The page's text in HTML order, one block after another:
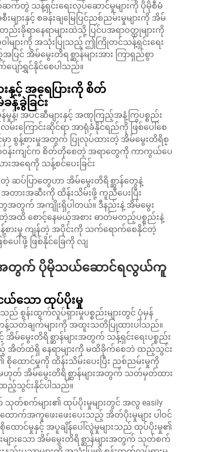
ဆက်တွဲ သန့်ရှင်းရေးလုပ်ဆောင်မှုများကို ပိုမိုစီမံ
ျားနှင့် စခန်းချမြေပြင်ညစ်ညမ်းမှုများကို အိမ်
တည်းခိုရာနေရာများထဲသို့ ပြင်ပအရာဝတ္ထုများကို
ဝါများကို အသုံးပြုသည့် ဤကြိုတင်သန့်ရှင်းရေး
ြင် အိမ်မွေးတိရစ္ဆာန်များအား ကြာရှည်စွာ
ျော်ရွှင်နိုင်စေပါသည်။
နှင့် အရေပြားကို စိတ်
ခွဲခြင်း
မှုန့်၊ အပင်ဆီများနှင့် အဏုကြည့်အနံ့ကြွပစ္စည်း
ကြောင်းဆိုင်ရာ အာရုံခံနိုင်ရည်ကို ဖြစ်ပေါ်စေ
ာ စွန့်စားမှုအတွက် ပြုလုပ်ထားတဲ့ အိမ်မွေးတိရိစ္
းကျင်က စိတ်တိုစေတဲ့ အရာတွေကို ကာကွယ်ပေး
အရေကို သန့်စင်ပေးခြင်း
ဆပ်ပြာတွေဟာ အိမ်မွေးတိရိစ္ဆာန်တွေနဲ့
ားအဆီးကို ထိန်းသိမ်းဖို့ ကူညီပေးပြီး
အတွက် အကျိုးရှိပါတယ်။ ဒီနည်းနဲ့ အိမ်မွေး
အထိ စောင့်နေမယ့်အစား ဓာတ်မတည့်ပစ္စည်းနဲ့
စားမှု ကျန်တဲ့ အပိုင်းကို သက်ရောက်စေနိုင်တဲ့
ေါ်ဖို့ ဖြစ်နိုင်ခြေကို လျ
ားအတွက် ပိုမိုသယ်ဆောင်ရလွယ်ကူ
ယ်သော ထုပ်ပိုးမှု
စွန်းထွက်လှုပ်ရှားမှုပစ္စည်းများတွင် ပုံမှန်
န့်သတ်ချက်များကို အထူးသတိပြုထားပါသည်။
အိမ်မွေးတိရိစ္ဆာန်များအတွက် သန့်ရှင်းရေးပစ္စည်း
ည့် အိတ်ထဲရှိ နေရာများကို မထိခိုက်စေဘဲ ထည့်သွင်း
စိုထောင်မှုကို ထိန်းသိမ်းပေးပြီး ညစ်ညမ်းမှုကို
ဟုတ် အိမ်မွေးတိရိစ္ဆာန်များအတွက် သတ်မှတ်ထား
ည့်သွင်းနိုင်ပါသည်။
တ်စက်များ၏ ထုပ်ပိုးမှုများတွင် အလွ easily
ာက်အကူဖေးဖေးပေးသည့် အိတ်ပိုးမှုများ ပါဝင်
ောင်မှုနှင့် အပူချိန်ပေါ်လွဲမှုများသည် ထုပ်ပိုးမှု၏
ားသော အိမ်မွေးတိရိစ္ဆာန်များအတွက် သုတ်စက်